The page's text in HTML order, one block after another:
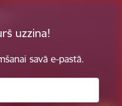
uzzina!
savā e-pastā.